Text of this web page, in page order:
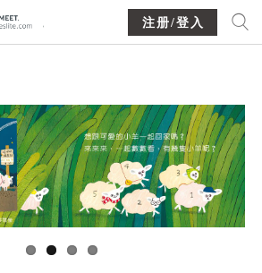
注册/登入